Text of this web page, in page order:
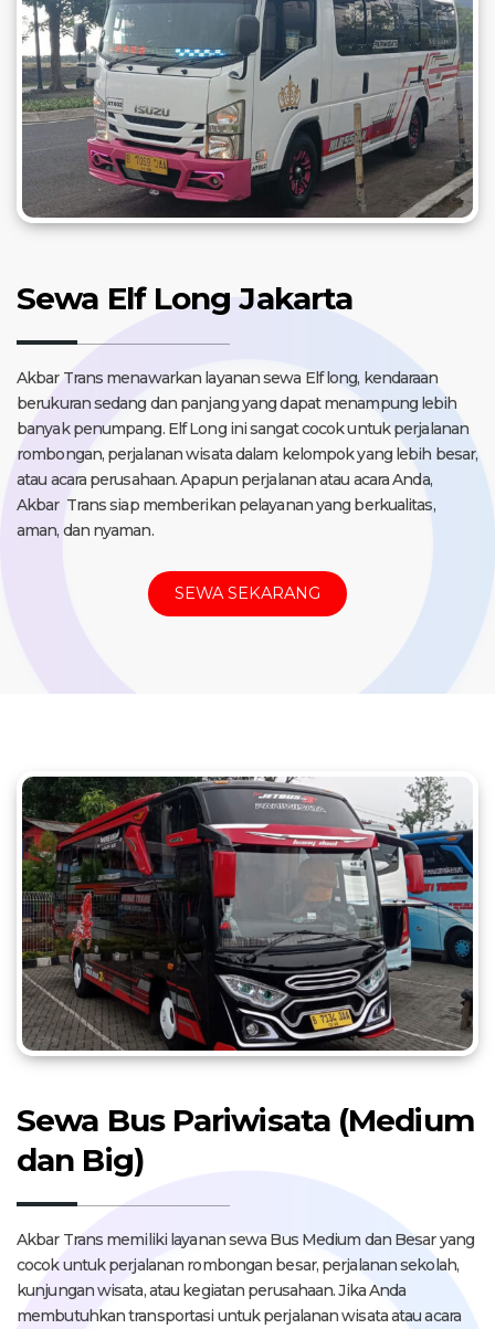
Sewa Elf Long Jakarta
Akbar Trans menawarkan layanan sewa Elf long, kendaraan
berukuran sedang dan panjang yang dapat menampung lebih
banyak penumpang. Elf Long ini sangat cocok untuk perjalanan
rombongan, perjalanan wisata dalam kelompok yang lebih besar,
atau acara perusahaan. Apapun perjalanan atau acara Anda,
Akbar Trans siap memberikan pelayanan yang berkualitas,
aman, dan nyaman.
SEWA SEKARANG
Sewa Bus Pariwisata (Medium
dan Big)
Akbar Trans memiliki layanan sewa Bus Medium dan Besar yang
cocok untuk perjalanan rombongan besar, perjalanan sekolah,
kunjungan wisata, atau kegiatan perusahaan. Jika Anda
membutuhkan transportasi untuk perjalanan wisata atau acara